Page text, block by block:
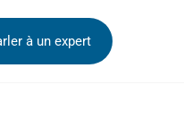
à un expert